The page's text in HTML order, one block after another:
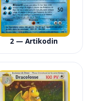
2 — Artikodin